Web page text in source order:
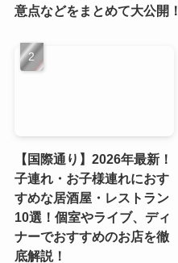
意点などをまとめて大公開！
【国際通り】2026年最新！
子連れ・お子様連れにおす
すめな居酒屋・レストラン
10選！個室やライブ、ディ
ナーでおすすめのお店を徹
底解説！